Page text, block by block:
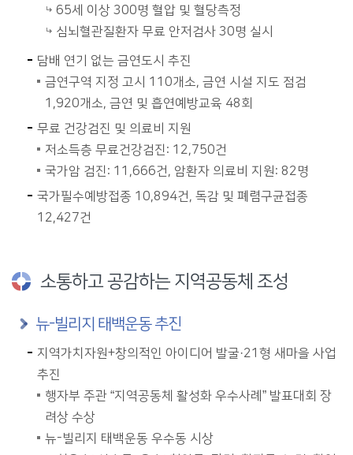
65세 이상 300명 혈압 및 혈당측정
심뇌혈관질환자 무료 안저검사 30명 실시
담배 연기 없는 금연도시 추진
금연구역 지정 고시 110개소, 금연 시설 지도 점검
1,920개소, 금연 및 흡연예방교육 48회
무료 건강검진 및 의료비 지원
저소득층 무료건강검진: 12,750건
국가암 검진: 11,666건, 암환자 의료비 지원: 82명
국가필수예방접종 10,894건, 독감 및 폐렴구균접종
12,427건
소통하고 공감하는 지역공동체 조성
뉴-빌리지 태백운동 추진
지역가치자원+창의적인 아이디어 발굴·21형 새마을 사업
추진
행자부 주관 “지역공동체 활성화 우수사례” 발표대회 장
려상 수상
뉴-빌리지 태백운동 우수동 시상